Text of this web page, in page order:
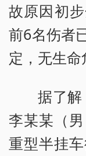
故原因初
前6名伤者
定，无生命
据了
李某某（
重型半挂